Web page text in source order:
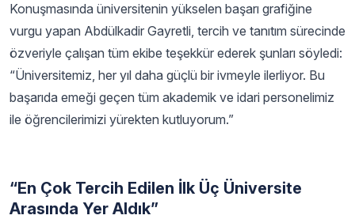
Konuşmasında üniversitenin yükselen başarı grafiğine
vurgu yapan Abdülkadir Gayretli, tercih ve tanıtım sürecinde
özveriyle çalışan tüm ekibe teşekkür ederek şunları söyledi:
“Üniversitemiz, her yıl daha güçlü bir ivmeyle ilerliyor. Bu
başarıda emeği geçen tüm akademik ve idari personelimiz
ile öğrencilerimizi yürekten kutluyorum.”
“En Çok Tercih Edilen İlk Üç Üniversite
Arasında Yer Aldık”